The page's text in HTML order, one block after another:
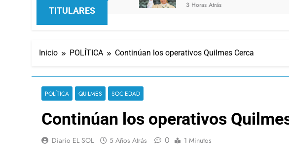
TITULARES
3 Horas Atrás
Inicio POLÍTICA Continúan los operativos Quilmes Cerca
POLÍTICA QUILMES SOCIEDAD
Continúan los operativos
Diario EL SOL 5 Años Atrás 0 1 Minutos